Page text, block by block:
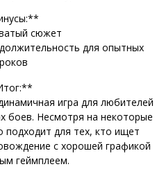
сюжет
для опытных
игра для любителей
боев. Несмотря на некоторые
подходит для тех, кто ищет
с хорошей графикой
геймплеем.